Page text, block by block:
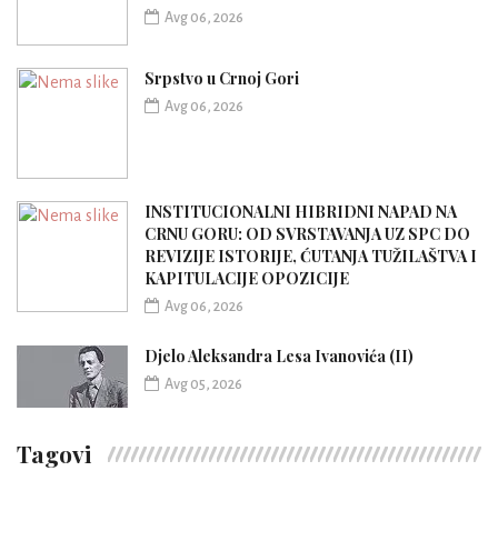
Avg 06, 2026
Srpstvo u Crnoj Gori
Avg 06, 2026
INSTITUCIONALNI HIBRIDNI NAPAD NA
CRNU GORU: OD SVRSTAVANJA UZ SPC DO
REVIZIJE ISTORIJE, ĆUTANJA TUŽILAŠTVA I
KAPITULACIJE OPOZICIJE
Avg 06, 2026
Djelo Aleksandra Lesa Ivanovića (II)
Avg 05, 2026
Tagovi